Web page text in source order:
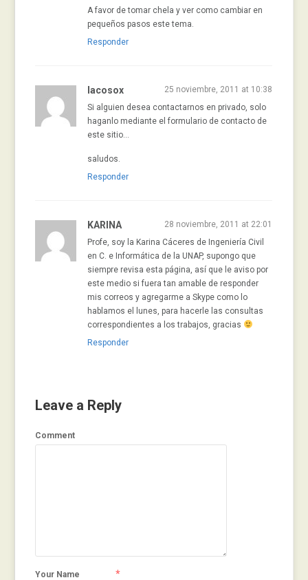
A favor de tomar chela y ver como cambiar en
pequeños pasos este tema.
Responder
lacosox
25 noviembre, 2011 at 10:38
Si alguien desea contactarnos en privado, solo
haganlo mediante el formulario de contacto de
este sitio…
saludos.
Responder
KARINA
28 noviembre, 2011 at 22:01
Profe, soy la Karina Cáceres de Ingeniería Civil
en C. e Informática de la UNAP, supongo que
siempre revisa esta página, así que le aviso por
este medio si fuera tan amable de responder
mis correos y agregarme a Skype como lo
hablamos el lunes, para hacerle las consultas
correspondientes a los trabajos, gracias
Responder
Leave a Reply
Comment
Your Name *